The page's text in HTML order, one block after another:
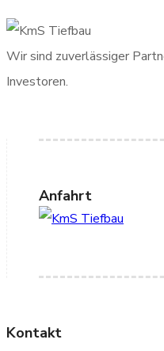
Wir sind zuverlässiger
Investoren.
Anfahrt
Kontakt